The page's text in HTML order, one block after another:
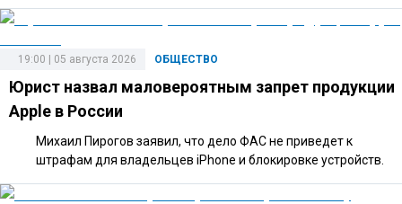
ОБЩЕСТВО
19:00 | 05 августа 2026
Юрист назвал маловероятным запрет продукции
Apple в России
Михаил Пирогов заявил, что дело ФАС не приведет к
штрафам для владельцев iPhone и блокировке устройств.